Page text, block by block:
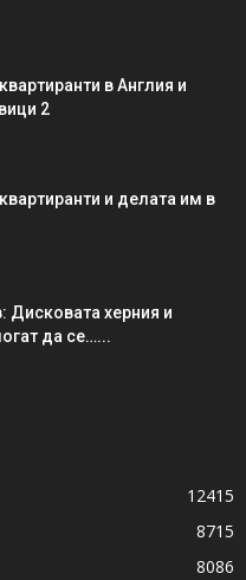
в Англия и
2
и делата им в
Дисковата херния и
да се…...
12415
8715
8086